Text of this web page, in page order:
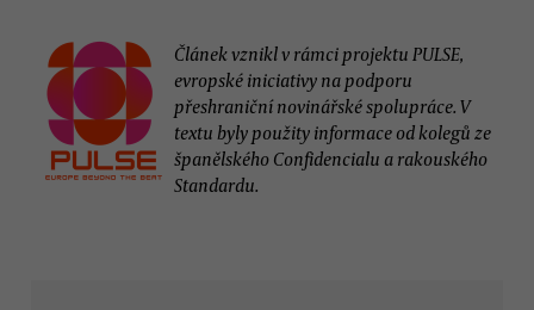
Článek vznikl v rámci projektu PULSE,
evropské iniciativy na podporu
přeshraniční novinářské spolupráce. V
textu byly použity informace od kolegů ze
španělského Confidencialu a rakouského
Standardu.